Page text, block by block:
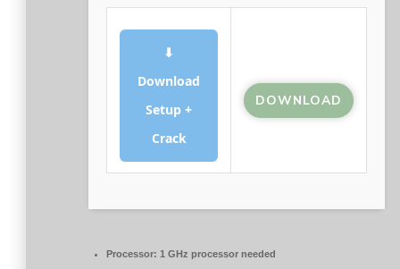
⬇
Download
Setup +
Crack
DOWNLOAD
Processor: 1 GHz processor needed